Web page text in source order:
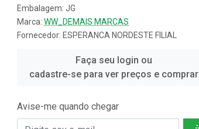
Embalagem: JG
Marca: WW_DEMAIS MARCAS
Fornecedor: ESPERANCA NORDESTE FILIAL
Faça seu login ou
cadastre-se para ver preços e comprar
Avise-me quando chegar